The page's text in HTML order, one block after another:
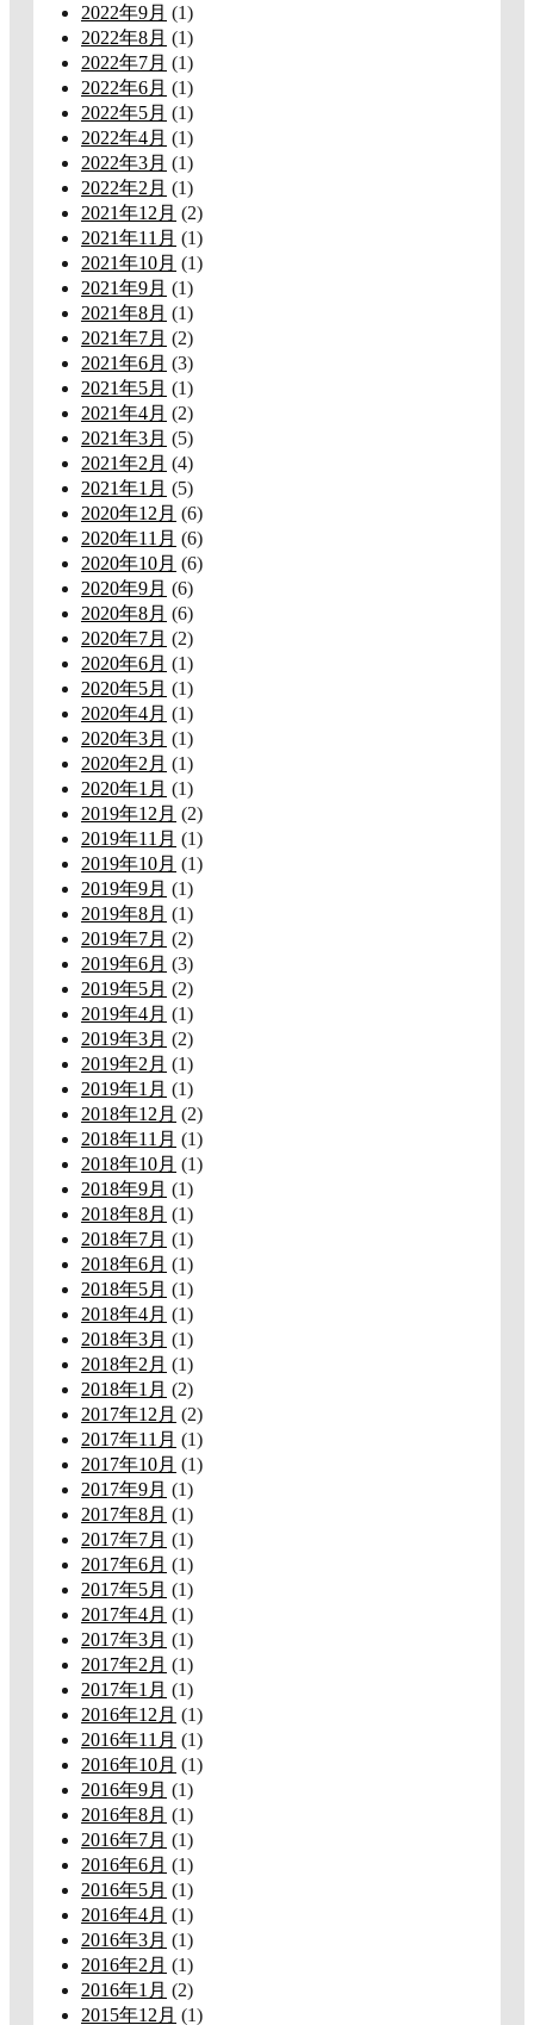
2022年9月 (1)
2022年8月 (1)
2022年7月 (1)
2022年6月 (1)
2022年5月 (1)
2022年4月 (1)
2022年3月 (1)
2022年2月 (1)
2021年12月 (2)
2021年11月 (1)
2021年10月 (1)
2021年9月 (1)
2021年8月 (1)
2021年7月 (2)
2021年6月 (3)
2021年5月 (1)
2021年4月 (2)
2021年3月 (5)
2021年2月 (4)
2021年1月 (5)
2020年12月 (6)
2020年11月 (6)
2020年10月 (6)
2020年9月 (6)
2020年8月 (6)
2020年7月 (2)
2020年6月 (1)
2020年5月 (1)
2020年4月 (1)
2020年3月 (1)
2020年2月 (1)
2020年1月 (1)
2019年12月 (2)
2019年11月 (1)
2019年10月 (1)
2019年9月 (1)
2019年8月 (1)
2019年7月 (2)
2019年6月 (3)
2019年5月 (2)
2019年4月 (1)
2019年3月 (2)
2019年2月 (1)
2019年1月 (1)
2018年12月 (2)
2018年11月 (1)
2018年10月 (1)
2018年9月 (1)
2018年8月 (1)
2018年7月 (1)
2018年6月 (1)
2018年5月 (1)
2018年4月 (1)
2018年3月 (1)
2018年2月 (1)
2018年1月 (2)
2017年12月 (2)
2017年11月 (1)
2017年10月 (1)
2017年9月 (1)
2017年8月 (1)
2017年7月 (1)
2017年6月 (1)
2017年5月 (1)
2017年4月 (1)
2017年3月 (1)
2017年2月 (1)
2017年1月 (1)
2016年12月 (1)
2016年11月 (1)
2016年10月 (1)
2016年9月 (1)
2016年8月 (1)
2016年7月 (1)
2016年6月 (1)
2016年5月 (1)
2016年4月 (1)
2016年3月 (1)
2016年2月 (1)
2016年1月 (2)
2015年12月 (1)